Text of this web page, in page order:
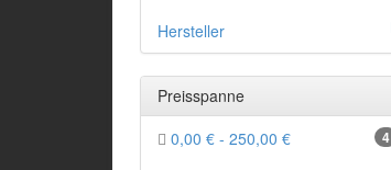
Hersteller
Preisspanne
4
0,00 € - 250,00 €